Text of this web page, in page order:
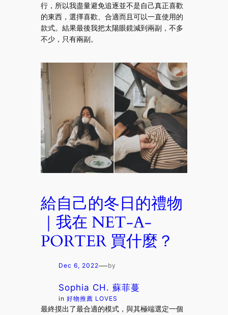
行，所以我盡量避免追逐並不是自己真正喜歡
的東西，選擇喜歡、合適而且可以一直使用的
款式。結果最後我把太陽眼鏡減到兩副，不多
不少，只有兩副。
給自己的冬日的禮物
｜我在 NET-A-
PORTER 買什麼？
Dec 6, 2022—by
Sophia CH. 蘇菲蔓
in好物推薦 LOVES
最終摸出了最合適的模式，與其極端選定一個